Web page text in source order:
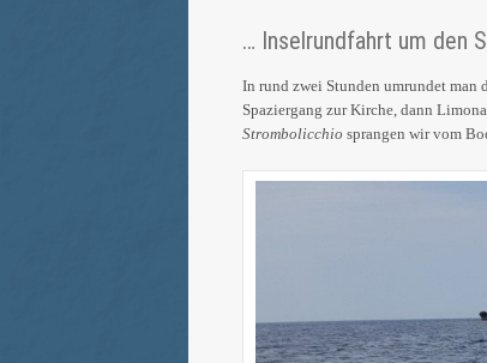
… Inselrundfahrt um den
In rund zwei Stunden umrundet man
Spaziergang zur Kirche, dann
Strombolicchio sprangen wir vom